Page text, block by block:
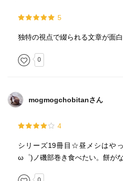
5
独特の視点で綴られる文章が面
0
mogmogchobitanさん
4
シリーズ19冊目☆昼メシはや
ω゜)ノ磯部巻き食べたい。餅が